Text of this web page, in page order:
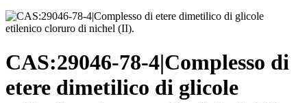
CAS:29046-78-4|Complesso di
etere dimetilico di glicole